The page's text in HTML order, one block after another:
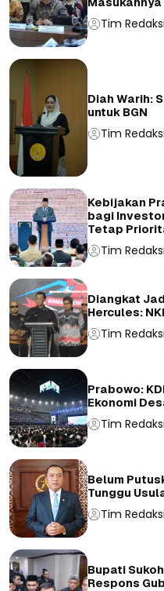
Tim Redaksi
Diah Warih:
untuk BGN
Tim Redaksi
Kebijakan
bagi
Tetap
Tim Redaksi
Diangkat
Hercules:
Tim Redaksi
Prabowo:
Ekonomi
Tim Redaksi
Belum
Tunggu
Tim Redaksi
Bupati
Respons